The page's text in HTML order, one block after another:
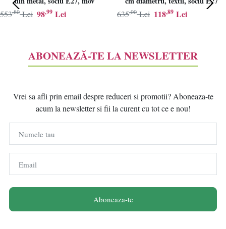
98,99 Lei
553,80 Lei 118,89 Lei
635,00 Lei
ABONEAZĂ-TE LA NEWSLETTER
Vrei sa afli prin email despre reduceri si promotii? Aboneaza-te
acum la newsletter si fii la curent cu tot ce e nou!
Numele tau
Email
Aboneaza-te